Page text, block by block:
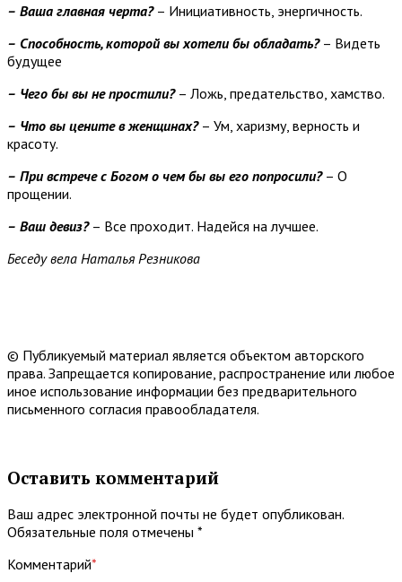
– Ваша главная черта?– Инициативность, энергичность.
– Способность, которой вы хотели бы обладать?– Видеть
будущее
– Чего бы вы не простили?– Ложь, предательство, хамство.
– Что вы цените в женщинах?– Ум, харизму, верность и
красоту.
– При встрече с Богом о чем бы вы его попросили?– О
прощении.
– Ваш девиз?– Все проходит. Надейся на лучшее.
Беседу вела Наталья Резникова
© Публикуемый материал является объектом авторского
права. Запрещается копирование, распространение или любое
иное использование информации без предварительного
письменного согласия правообладателя.
Оставить комментарий
Ваш адрес электронной почты не будет опубликован.
Обязательные поля отмечены *
Комментарий*